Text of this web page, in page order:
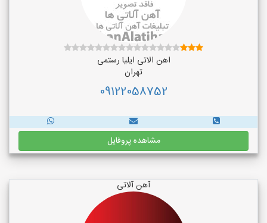
اهن الاتی ایلیا رستمی
تهران
09122058752
مشاهده پروفایل
آهن آلاتی